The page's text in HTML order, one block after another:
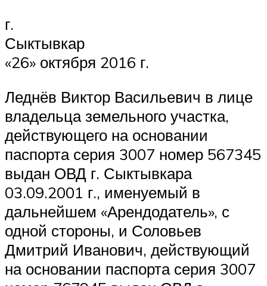
г.
«26» октября 2016 г.
Леднёв Виктор Васильевич в лице
владельца земельного участка,
действующего на основании
паспорта серия 3007 номер 567345
выдан ОВД г. Сыктывкара
03.09.2001 г., именуемый в
дальнейшем «Арендодатель», с
одной стороны, и Соловьев
Дмитрий Иванович, действующий
на основании паспорта серия 3007